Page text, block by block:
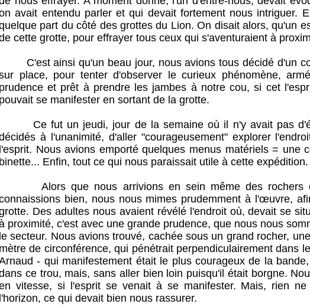
avait entendu parler et qui devait fortement nous intriguer.
part du côté des grottes du Lion. On disait alors, qu'un
cette grotte, pour effrayer tous ceux qui s'aventuraient à
C'est ainsi qu'un beau jour, nous avions tous décidé d'un
place, pour tenter d'observer le curieux phénomène,
prudence et prêt à prendre les jambes à notre cou, si cet
pouvait se manifester en sortant de la grotte.
Ce fut un jeudi, jour de la semaine où il n'y avait pas
à l'unanimité, d'aller "courageusement" explorer
l'esprit. Nous avions emporté quelques menus matériels = une
binette... Enfin, tout ce qui nous paraissait utile à cette expédition.
Alors que nous arrivions en sein même des rochers
bien, nous nous mimes prudemment à l'œuvre,
Des adultes nous avaient révélé l'endroit où, devait se
proximité, c'est avec une grande prudence, que nous nous
le secteur. Nous avions trouvé, cachée sous un grand rocher,
mètre de circonférence, qui pénétrait perpendiculairement dans
- qui manifestement était le plus courageux de la
ce trou, mais, sans aller bien loin puisqu'il était borgne.
vitesse, si l'esprit se venait à se manifester. Mais, rien
l'horizon, ce qui devait bien nous rassurer.